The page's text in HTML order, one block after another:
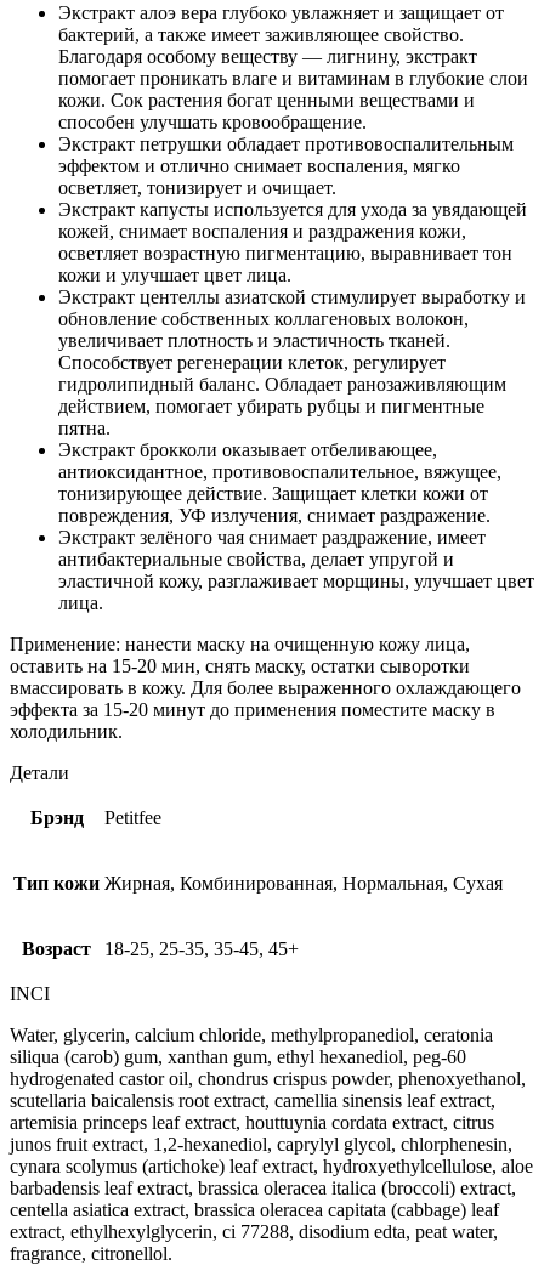
Экстракт алоэ вера глубоко увлажняет и защищает от
бактерий, а также имеет заживляющее свойство.
Благодаря особому веществу — лигнину, экстракт
помогает проникать влаге и витаминам в глубокие слои
кожи. Сок растения богат ценными веществами и
способен улучшать кровообращение.
Экстракт петрушки обладает противовоспалительным
эффектом и отлично снимает воспаления, мягко
осветляет, тонизирует и очищает.
Экстракт капусты используется для ухода за увядающей
кожей, снимает воспаления и раздражения кожи,
осветляет возрастную пигментацию, выравнивает тон
кожи и улучшает цвет лица.
Экстракт центеллы азиатской стимулирует выработку и
обновление собственных коллагеновых волокон,
увеличивает плотность и эластичность тканей.
Способствует регенерации клеток, регулирует
гидролипидный баланс. Обладает ранозаживляющим
действием, помогает убирать рубцы и пигментные
пятна.
Экстракт брокколи оказывает отбеливающее,
антиоксидантное, противовоспалительное, вяжущее,
тонизирующее действие. Защищает клетки кожи от
повреждения, УФ излучения, снимает раздражение.
Экстракт зелёного чая снимает раздражение, имеет
антибактериальные свойства, делает упругой и
эластичной кожу, разглаживает морщины, улучшает цвет
лица.
Применение: нанести маску на очищенную кожу лица,
оставить на 15-20 мин, снять маску, остатки сыворотки
вмассировать в кожу. Для более выраженного охлаждающего
эффекта за 15-20 минут до применения поместите маску в
холодильник.
Детали
Брэнд Petitfee
Тип кожи Жирная, Комбинированная, Нормальная, Сухая
Возраст 18-25, 25-35, 35-45, 45+
INCI
Water, glycerin, calcium chloride, methylpropanediol, ceratonia
siliqua (carob) gum, xanthan gum, ethyl hexanediol, peg-60
hydrogenated castor oil, chondrus crispus powder, phenoxyethanol,
scutellaria baicalensis root extract, camellia sinensis leaf extract,
artemisia princeps leaf extract, houttuynia cordata extract, citrus
junos fruit extract, 1,2-hexanediol, caprylyl glycol, chlorphenesin,
cynara scolymus (artichoke) leaf extract, hydroxyethylcellulose, aloe
barbadensis leaf extract, brassica oleracea italica (broccoli) extract,
centella asiatica extract, brassica oleracea capitata (cabbage) leaf
extract, ethylhexylglycerin, ci 77288, disodium edta, peat water,
fragrance, citronellol.